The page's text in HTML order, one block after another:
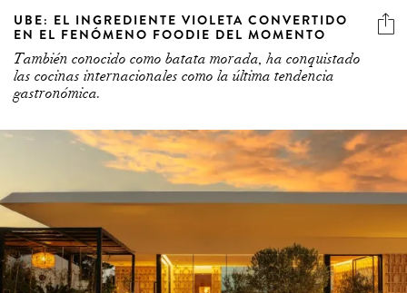
UBE: EL INGREDIENTE VIOLETA CONVERTIDO
EN EL FENÓMENO FOODIE DEL MOMENTO
También conocido como batata morada, ha conquistado
las cocinas internacionales como la última tendencia
gastronómica.